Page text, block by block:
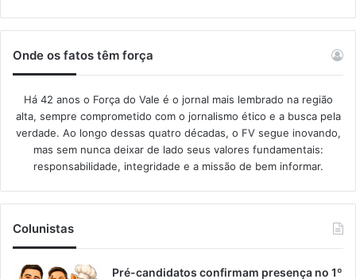
Onde os fatos têm força
Há 42 anos o Força do Vale é o jornal mais lembrado na região
alta, sempre comprometido com o jornalismo ético e a busca pela
verdade. Ao longo dessas quatro décadas, o FV segue inovando,
mas sem nunca deixar de lado seus valores fundamentais:
responsabilidade, integridade e a missão de bem informar.​
Colunistas
Pré-candidatos confirmam presença no 1º